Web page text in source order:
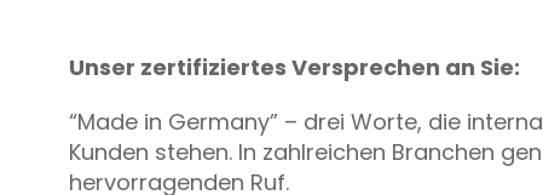
Unser zertifiziertes Versprechen an Sie:
“Made in Germany” – drei Worte, die
Kunden stehen. In zahlreichen Branchen
hervorragenden Ruf.